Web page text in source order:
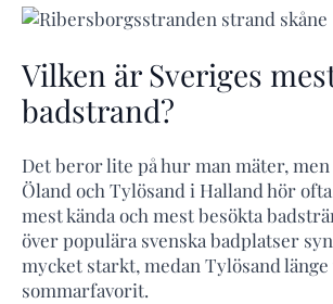
Vilken är Sveriges
badstrand?
Det beror lite på hur man mäter, men
Öland och Tylösand i Halland hör
mest kända och mest besökta
över populära svenska badplatser
mycket starkt, medan Tylösand
sommarfavorit.